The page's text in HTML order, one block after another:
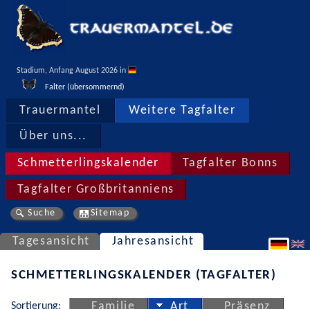
Stadium, Anfang August 2026 in
Falter (übersommernd)
Trauermantel Weitere Tagfalter
Über uns...
Schmetterlingskalender Tagfalter Bonns
Tagfalter Großbritanniens
Suche Sitemap
Tagesansicht Jahresansicht
SCHMETTERLINGSKALENDER (TAGFALTER)
Sortierung: Familie Art
Präsenz